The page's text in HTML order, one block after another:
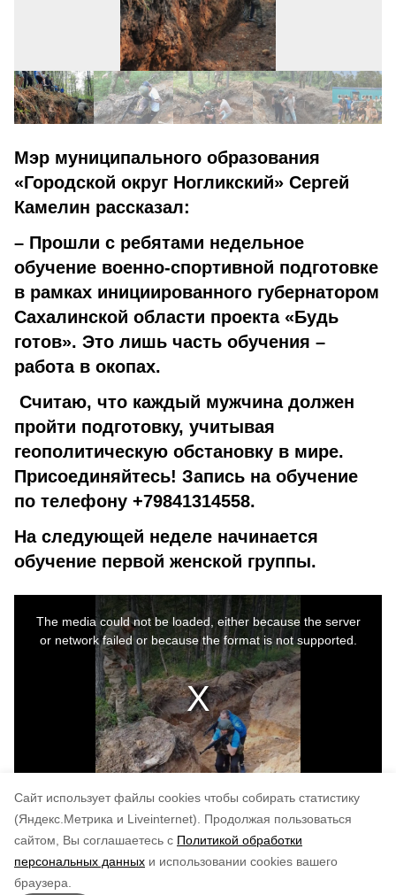
Cайт использует файлы cookies чтобы собирать статистику
(Яндекс.Метрика и Liveinternet).
Продолжая пользоваться
сайтом, Вы соглашаетесь с Политикой обработки
персональных данных и использовании cookies вашего
браузера.
Мэр муниципального образования
«Городской округ Ногликский» Сергей
Камелин рассказал:
– Прошли с ребятами недельное
обучение военно-спортивной подготовке
в рамках инициированного губернатором
Сахалинской области проекта «Будь
готов». Это лишь часть обучения –
работа в окопах.
Считаю, что каждый мужчина должен
пройти подготовку, учитывая
геополитическую обстановку в мире.
Присоединяйтесь! Запись на обучение
по телефону +79841314558.
На следующей неделе начинается
обучение первой женской группы.
The media could not be loaded, either because the server
or network failed or because the format is not supported.
по оценке